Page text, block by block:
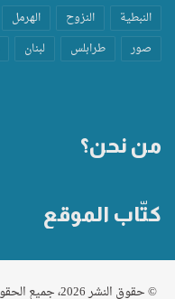
النبطية
النزوح الهرمل
صور
طرابلس لبنان
من نحن؟
كتّاب الموقع
© حقوق النشر 2026، جميع الحقوق محفوظة مناطق .نت |